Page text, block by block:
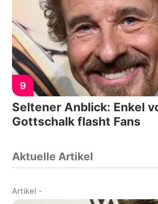
9
Seltener Anblick: Enkel
Gottschalk flasht Fans
Aktuelle Artikel
Artikel -